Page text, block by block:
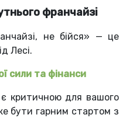
франчайзі
не бійся» — це
Лесі.
сили та фінанси
критичною для вашого
бути гарним стартом з